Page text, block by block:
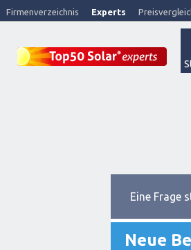
Firmenverzeichnis Experts
Eine Frage
Neue